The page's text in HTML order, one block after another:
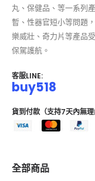
丸、保健品、等一系列
暫、性器官短小等問題
樂威壯、奇力片等產品
保駕護航。
客服LINE:
buy518
貨到付款（支持7天內無理
全部商品